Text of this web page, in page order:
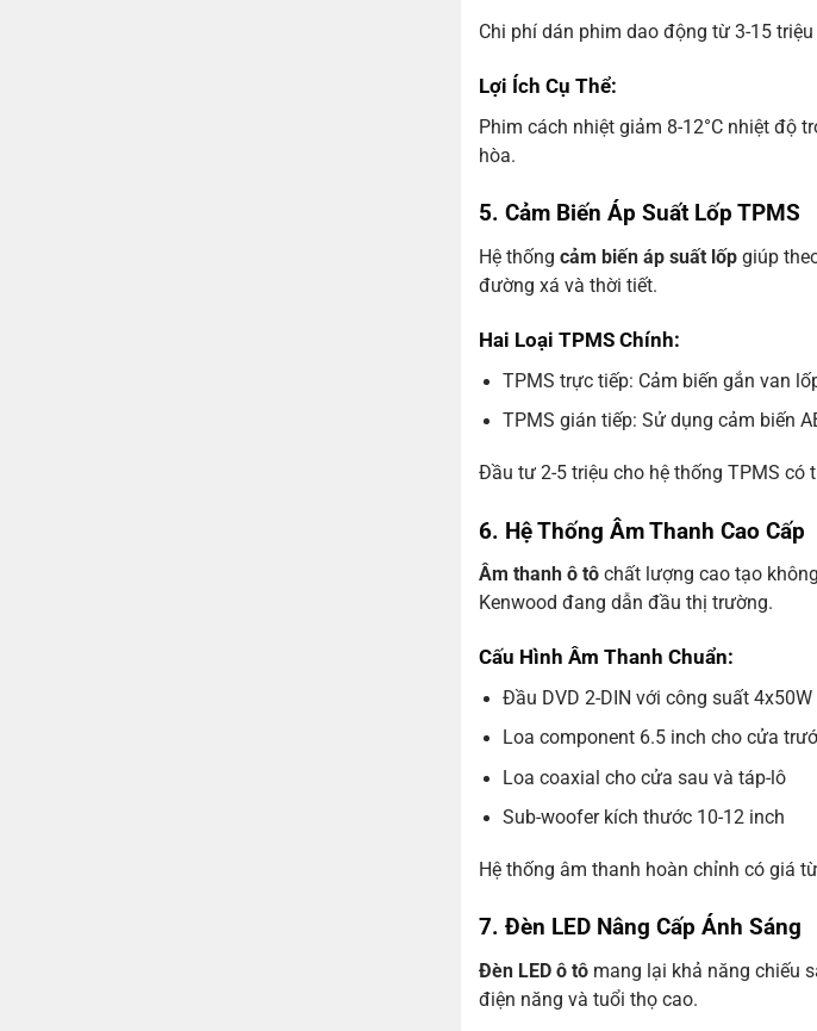
Chi phí dán phim dao động từ 3-15
Lợi Ích Cụ Thể:
Phim cách nhiệt giảm 8-12°C nhiệt độ
hòa.
5. Cảm Biến Áp Suất Lốp TPMS
Hệ thống cảm biến áp suất lốp giúp
đường xá và thời tiết.
Hai Loại TPMS Chính:
TPMS trực tiếp: Cảm biến gắn van
TPMS gián tiếp: Sử dụng cảm biến
Đầu tư 2-5 triệu cho hệ thống TPMS có
6. Hệ Thống Âm Thanh Cao Cấp
Âm thanh ô tô chất lượng cao tạo
Kenwood đang dẫn đầu thị trường.
Cấu Hình Âm Thanh Chuẩn:
Đầu DVD 2-DIN với công suất 4x50W
Loa component 6.5 inch cho cửa
Loa coaxial cho cửa sau và táp-lô
Sub-woofer kích thước 10-12 inch
Hệ thống âm thanh hoàn chỉnh có giá
7. Đèn LED Nâng Cấp Ánh Sáng
Đèn LED ô tô mang lại khả năng chiếu
điện năng và tuổi thọ cao.